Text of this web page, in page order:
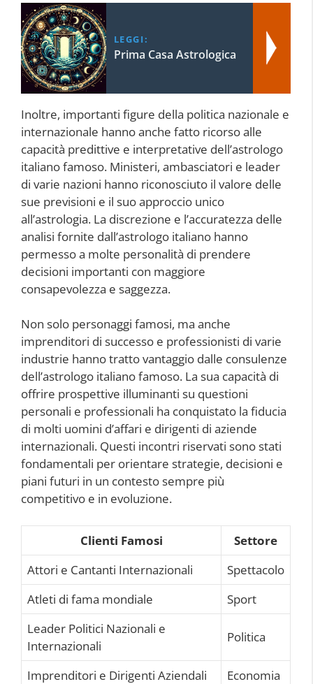
LEGGI:
Prima Casa Astrologica
Inoltre, importanti figure della politica nazionale e
internazionale hanno anche fatto ricorso alle
capacità predittive e interpretative dell’astrologo
italiano famoso. Ministeri, ambasciatori e leader
di varie nazioni hanno riconosciuto il valore delle
sue previsioni e il suo approccio unico
all’astrologia. La discrezione e l’accuratezza delle
analisi fornite dall’astrologo italiano hanno
permesso a molte personalità di prendere
decisioni importanti con maggiore
consapevolezza e saggezza.
Non solo personaggi famosi, ma anche
imprenditori di successo e professionisti di varie
industrie hanno tratto vantaggio dalle consulenze
dell’astrologo italiano famoso. La sua capacità di
offrire prospettive illuminanti su questioni
personali e professionali ha conquistato la fiducia
di molti uomini d’affari e dirigenti di aziende
internazionali. Questi incontri riservati sono stati
fondamentali per orientare strategie, decisioni e
piani futuri in un contesto sempre più
competitivo e in evoluzione.
Clienti Famosi
Settore
Attori e Cantanti Internazionali
Spettacolo
Atleti di fama mondiale
Sport
Leader Politici Nazionali e
Internazionali
Politica
Imprenditori e Dirigenti Aziendali Economia